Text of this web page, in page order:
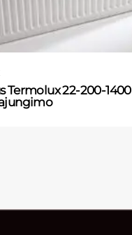
Termolux 22-200-1400